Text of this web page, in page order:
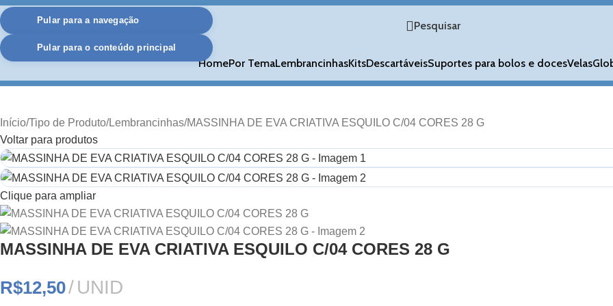
Pular para a navegação
Pular para o conteúdo principal
Pesquisar
HomePor TemaLembrancinhasKitsDescartáveisSuportes para bolos e docesVelas
Início Tipo de Produto Lembrancinhas MASSINHA DE EVA CRIATIVA ESQUILO C/04 CORES 28 G
Voltar para produtos
Clique para ampliar
MASSINHA DE EVA CRIATIVA ESQUILO C/04 CORES 28 G
R$12,50 UNID